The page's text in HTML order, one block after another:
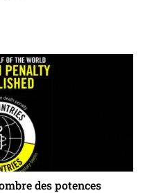
des potences